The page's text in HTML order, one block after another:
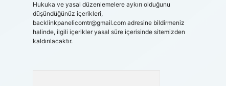
Hukuka ve yasal düzenlemelere aykırı olduğunu
düşündüğünüz içerikleri,
backlinkpanelicomtr@gmail.comadresine bildirmeniz
halinde, ilgili içerikler yasal süre içerisinde sitemizden
kaldırılacaktır.